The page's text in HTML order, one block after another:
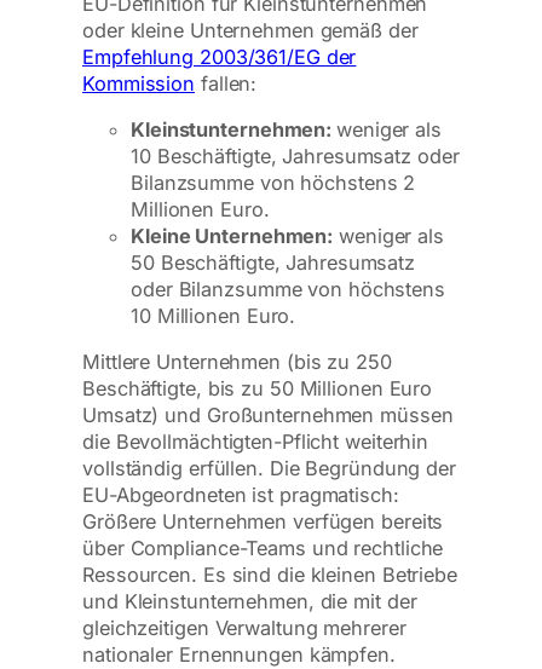
oder kleine Unternehmen gemäß der
Empfehlung 2003/361/EG der
Kommission fallen:
Kleinstunternehmen: weniger als
10 Beschäftigte, Jahresumsatz oder
Bilanzsumme von höchstens 2
Millionen Euro.
Kleine Unternehmen: weniger als
50 Beschäftigte, Jahresumsatz
oder Bilanzsumme von höchstens
10 Millionen Euro.
Mittlere Unternehmen (bis zu 250
Beschäftigte, bis zu 50 Millionen Euro
Umsatz) und Großunternehmen müssen
die Bevollmächtigten-Pflicht weiterhin
vollständig erfüllen. Die Begründung der
EU-Abgeordneten ist pragmatisch:
Größere Unternehmen verfügen bereits
über Compliance-Teams und rechtliche
Ressourcen. Es sind die kleinen Betriebe
und Kleinstunternehmen, die mit der
gleichzeitigen Verwaltung mehrerer
nationaler Ernennungen kämpfen.